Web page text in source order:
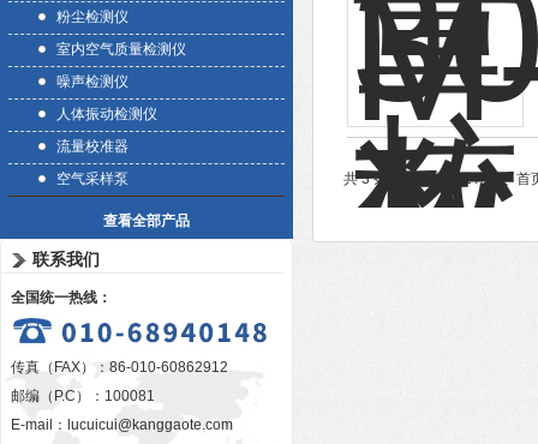
粉尘检测仪
室内空气质量检测仪
噪声检测仪
人体振动检测仪
流量校准器
空气采样泵
查看全部产品
联系我们
全国统一热线：
传真（FAX）：86-010-60862912
邮编（P.C）：100081
E-mail： lucuicui@kanggaote.com
共 3 条记录，当前 1 / 1 页